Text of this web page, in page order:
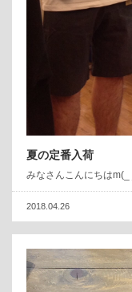
夏の定番入荷
みなさんこんにちは
2018.04.26